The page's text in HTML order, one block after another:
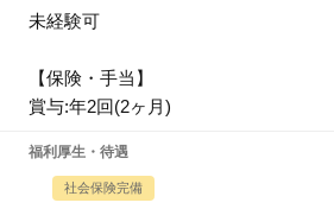
未経験可
【保険・手当】
賞与:年2回(2ヶ月)
福利厚生・待遇
社会保険完備